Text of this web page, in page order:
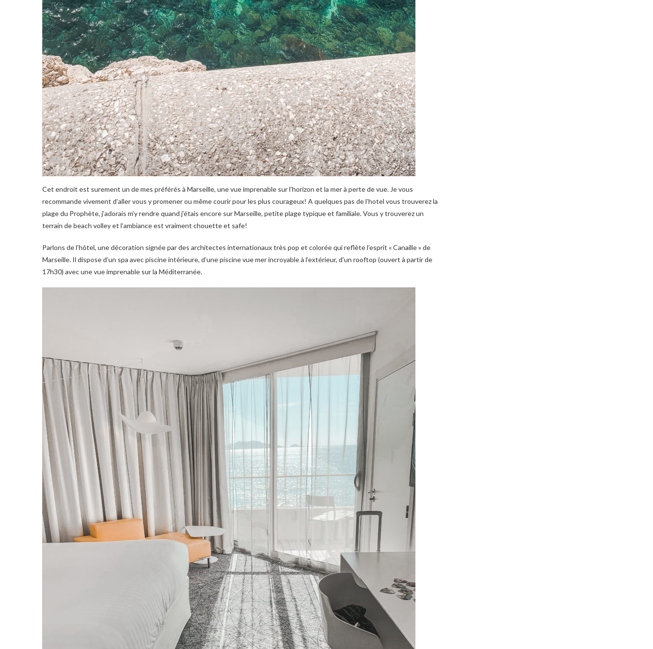
Cet endroit est surement un de mes préférés à Marseille, une vue imprenable sur l’horizon et la mer à perte de vue. Je vous
recommande vivement d’aller vous y promener ou même courir pour les plus courageux! A quelques pas de l’hotel vous trouverez la
plage du Prophète, j’adorais m’y rendre quand j’étais encore sur Marseille, petite plage typique et familiale. Vous y trouverez un
terrain de beach volley et l’ambiance est vraiment chouette et safe!
Parlons de l’hôtel, une décoration signée par des architectes internationaux très pop et colorée qui reflète l’esprit « Canaille » de
Marseille. Il dispose d’un spa avec piscine intérieure, d’une piscine vue mer incroyable à l’extérieur, d’un rooftop (ouvert à partir de
17h30) avec une vue imprenable sur la Méditerranée.